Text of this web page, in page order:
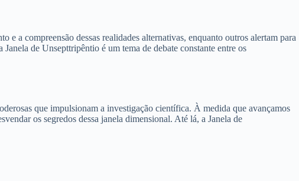
a compreensão dessas realidades alternativas, enquanto outros alertam para
de Unsepttripêntio é um tema de debate constante entre os
que impulsionam a investigação científica. À medida que avançamos
os segredos dessa janela dimensional. Até lá, a Janela de